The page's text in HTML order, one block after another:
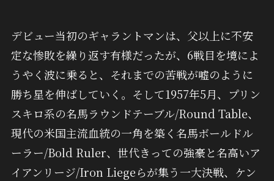
デビュー当初のギャラントマンは、父以上に不安
定な惨敗を繰り返す有様だったが、6戦目を境によ
うやく波に乗ると、それまでの苦戦が嘘のように
勝ち星を伸ばしていく。そして1957年5月、プリン
スキロ系の名馬ラウンドテーブル/Round Table、
現代の米国主流血統の一角を築く名馬ボールドル
ーラー/Bold Ruler、世代きっての強豪と名高いア
イアンリージ/Iron Liegeらが集う一大決戦、ケン